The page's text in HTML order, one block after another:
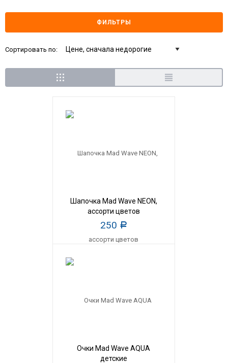
ФИЛЬТРЫ
Сортировать по:
Шапочка Mad Wave NEON,
ассорти цветов
250 Р
Очки Mad Wave AQUA
детские